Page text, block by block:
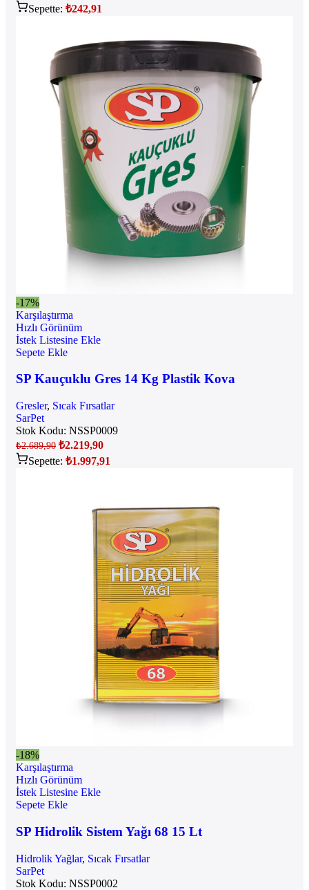
Sepette: ₺242,91
-17%
Karşılaştırma
Hızlı Görünüm
İstek Listesine Ekle
Sepete Ekle
SP Kauçuklu Gres 14 Kg Plastik Kova
Gresler, Sıcak Fırsatlar
SarPet
Stok Kodu: NSSP0009
₺2.689,90 ₺2.219,90
Sepette: ₺1.997,91
-18%
Karşılaştırma
Hızlı Görünüm
İstek Listesine Ekle
Sepete Ekle
SP Hidrolik Sistem Yağı 68 15 Lt
Hidrolik Yağlar, Sıcak Fırsatlar
SarPet
Stok Kodu: NSSP0002